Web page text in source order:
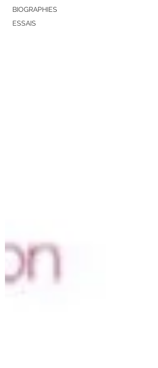
BIOGRAPHIES
ESSAIS